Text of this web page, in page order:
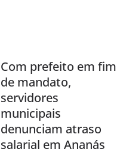
Com prefeito em fim
de mandato,
servidores
municipais
denunciam atraso
salarial em Ananás